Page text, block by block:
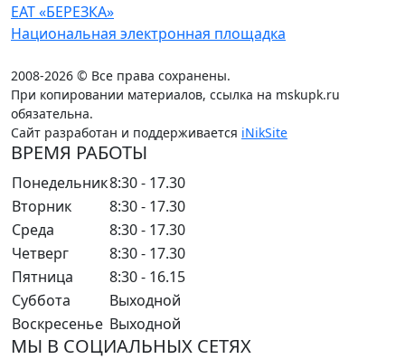
ЕАТ «БЕРЕЗКА»
Национальная электронная площадка
2008-2026 © Все права сохранены.
При копировании материалов, ссылка на mskupk.ru
обязательна.
Сайт разработан и поддерживается iNikSite
ВРЕМЯ РАБОТЫ
Понедельник8:30 - 17.30
Вторник
8:30 - 17.30
Среда
8:30 - 17.30
Четверг
8:30 - 17.30
Пятница
8:30 - 16.15
Суббота
Выходной
Воскресенье Выходной
МЫ В СОЦИАЛЬНЫХ СЕТЯХ